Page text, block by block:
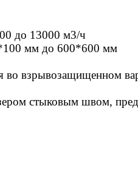
до 13000 м3/ч
мм до 600*600 мм
во взрывозащищенном
стыковым швом,